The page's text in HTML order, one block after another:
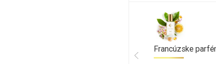
Francúzske